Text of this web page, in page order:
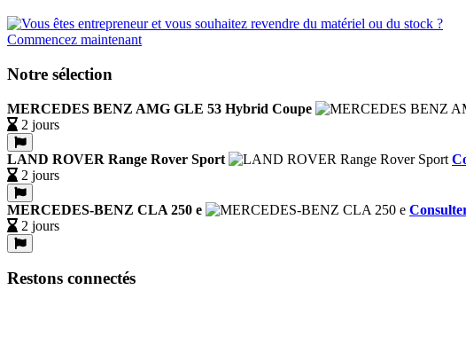
Commencez maintenant
Notre sélection
MERCEDES BENZ AMG GLE 53 Hybrid Coupe
2 jours
LAND ROVER Range Rover Sport
2 jours
MERCEDES-BENZ CLA 250 e
2 jours
Restons connectés